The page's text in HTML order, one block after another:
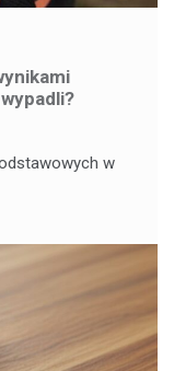
w